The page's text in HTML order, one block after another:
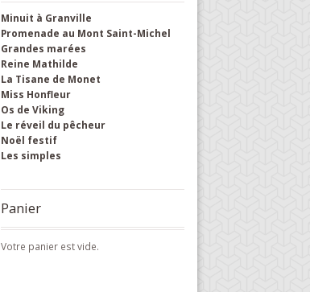
Minuit à Granville
Promenade au Mont Saint-Michel
Grandes marées
Reine Mathilde
La Tisane de Monet
Miss Honfleur
Os de Viking
Le réveil du pêcheur
Noël festif
Les simples
Panier
Votre panier est vide.